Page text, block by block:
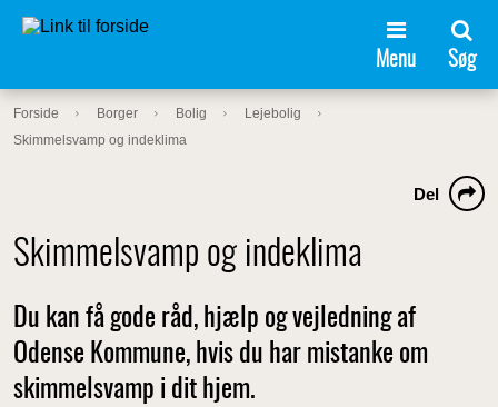
Menu Søg
Forside Borger Bolig
Lejebolig
Skimmelsvamp og indeklima
Skimmelsvamp og indeklima
Del
Du kan få gode råd, hjælp og vejledning af
Odense Kommune, hvis du har mistanke om
skimmelsvamp i dit hjem.